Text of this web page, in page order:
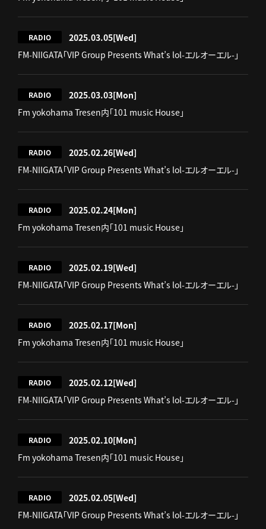
RADIO 2025.03.05[Wed]
FM-NIIGATA「VIP Group Presents What’s lol-エルオーエル-」
RADIO 2025.03.03[Mon]
Fm yokohama Tresen内「101 music House」
RADIO 2025.02.26[Wed]
FM-NIIGATA「VIP Group Presents What’s lol-エルオーエル-」
RADIO 2025.02.24[Mon]
Fm yokohama Tresen内「101 music House」
RADIO 2025.02.19[Wed]
FM-NIIGATA「VIP Group Presents What’s lol-エルオーエル-」
RADIO 2025.02.17[Mon]
Fm yokohama Tresen内「101 music House」
RADIO 2025.02.12[Wed]
FM-NIIGATA「VIP Group Presents What’s lol-エルオーエル-」
RADIO 2025.02.10[Mon]
Fm yokohama Tresen内「101 music House」
RADIO 2025.02.05[Wed]
FM-NIIGATA「VIP Group Presents What’s lol-エルオーエル-」